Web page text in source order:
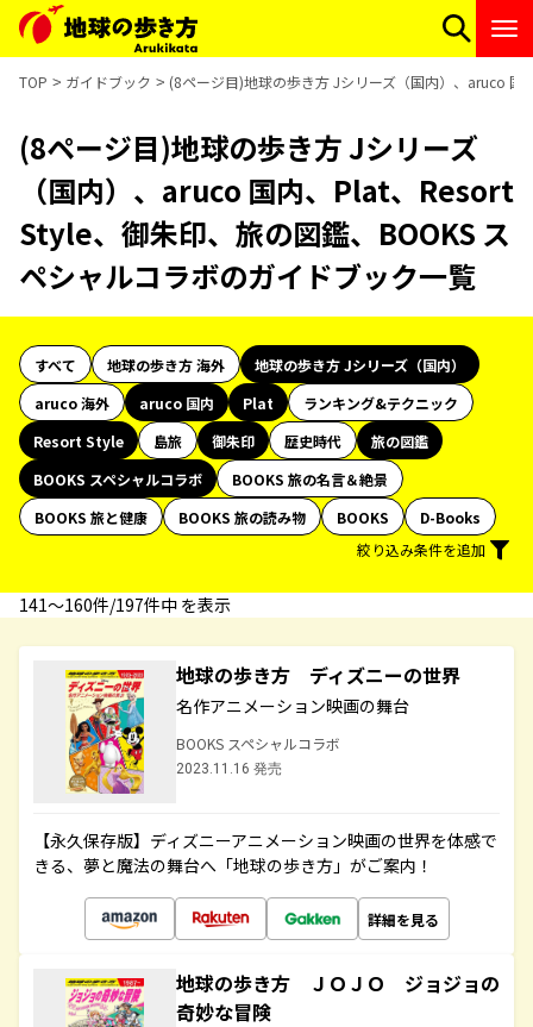
TOP ガイドブック (8ページ目)地球の歩き方 Jシリーズ（国内）、aruco
(8ページ目)地球の歩き方 Jシリーズ
（国内）、aruco 国内、Plat、Resort
Style、御朱印、旅の図鑑、BOOKS ス
ペシャルコラボのガイドブック一覧
すべて 地球の歩き方 海外
地球の歩き方 Jシリーズ（国内）
aruco 海外
aruco 国内 Plat
ランキング&テクニック
Resort Style
島旅 御朱印 歴史時代
旅の図鑑
BOOKS スペシャルコラボ
BOOKS 旅の名言＆絶景
BOOKS 旅と健康
BOOKS 旅の読み物 BOOKS
D-Books
絞り込み条件を追加
141〜160件/197件中 を表示
地球の歩き方 ディズニーの世界
名作アニメーション映画の舞台
BOOKS スペシャルコラボ
2023.11.16 発売
【永久保存版】ディズニーアニメーション映画の世界を体感で
きる、夢と魔法の舞台へ「地球の歩き方」がご案内！
詳細を見る
地球の歩き方 ＪＯＪＯ ジョジョの
奇妙な冒険